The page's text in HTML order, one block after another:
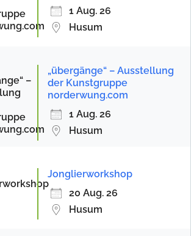
1 Aug. 26
Husum
„übergänge“ – Ausstellung
der Kunstgruppe
norderwung.com
1 Aug. 26
Husum
Jonglierworkshop
20 Aug. 26
Husum